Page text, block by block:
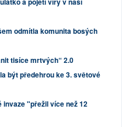
odmítla komunita bosých
tisíce mrtvých“ 2.0
být předehrou ke 3. světové
"přežil více než 12